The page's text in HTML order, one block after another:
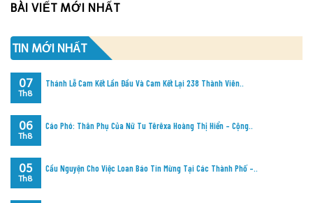
BÀI VIẾT MỚI NHẤT
TIN MỚI NHẤT
Thánh Lễ Cam Kết Lần Đầu Và Cam Kết Lại 238 Thành Viên..
07
Th8
Cáo Phó: Thân Phụ Của Nữ Tu Têrêxa Hoàng Thị Hiển – Cộng..
06
Th8
Cầu Nguyện Cho Việc Loan Báo Tin Mừng Tại Các Thành Phố –..
05
Th8